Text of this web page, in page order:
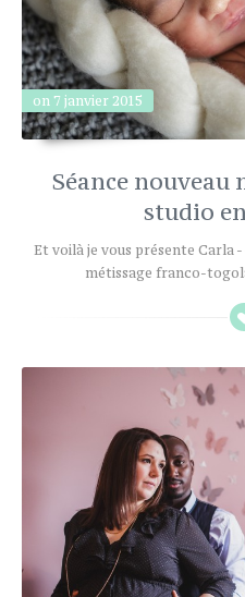
on 7 janvier 2015
Séance nouveau
studio
Et voilà je vous présente Carla
métissage franco-